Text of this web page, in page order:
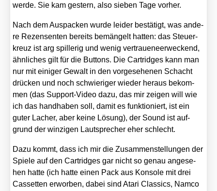
wer­de. Sie kam ges­tern, also sie­ben Tage vor­her.
Nach dem Aus­pa­cken wur­de lei­der bestä­tigt, was ande­
re Rezen­sen­ten bereits bemän­gelt hat­ten: das Steu­er­
kreuz ist arg spil­le­rig und wenig ver­trau­eneer­we­ckend,
ähn­li­ches gilt für die But­tons. Die Car­tridges kann man
nur mit eini­ger Gewalt in den vor­ge­se­he­nen Schacht
drü­cken und noch schwie­ri­ger wie­der her­aus bekom­
men (das Sup­port-Video dazu, das mir zei­gen will wie
ich das hand­ha­ben soll, damit es funk­tio­niert, ist ein
guter Lacher, aber kei­ne Lösung), der Sound ist auf­
grund der win­zi­gen Laut­spre­cher eher schlecht.
Dazu kommt, dass ich mir die Zusam­men­stel­lun­gen der
Spie­le auf den Car­tridges gar nicht so genau ange­se­
hen hat­te (ich hat­te einen Pack aus Kon­so­le mit drei
Cas­set­ten erwor­ben, dabei sind Ata­ri Clas­sics, Nam­co